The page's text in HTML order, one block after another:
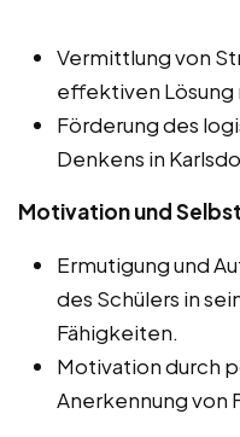
Vermittlung von
effektiven
Förderung des
Denkens in
Motivation und
Ermutigung und
des Schülers in
Fähigkeiten.
Motivation durch
Anerkennung von